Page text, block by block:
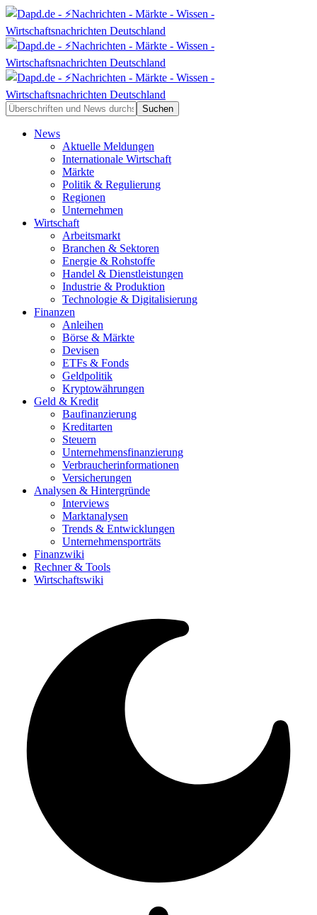
News
Aktuelle Meldungen
Internationale Wirtschaft
Märkte
Politik & Regulierung
Regionen
Unternehmen
Wirtschaft
Arbeitsmarkt
Branchen & Sektoren
Energie & Rohstoffe
Handel & Dienstleistungen
Industrie & Produktion
Technologie & Digitalisierung
Finanzen
Anleihen
Börse & Märkte
Devisen
ETFs & Fonds
Geldpolitik
Kryptowährungen
Geld & Kredit
Baufinanzierung
Kreditarten
Steuern
Unternehmensfinanzierung
Verbraucherinformationen
Versicherungen
Analysen & Hintergründe
Interviews
Marktanalysen
Trends & Entwicklungen
Unternehmensporträts
Finanzwiki
Rechner & Tools
Wirtschaftswiki